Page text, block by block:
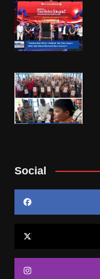
Social